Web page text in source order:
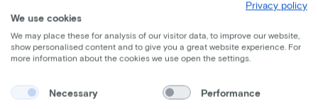
Privacy policy
We use cookies
We may place these for analysis of our visitor data, to improve our website,
show personalised content and to give you a great website experience. For
more information about the cookies we use open the settings.
Necessary Performance